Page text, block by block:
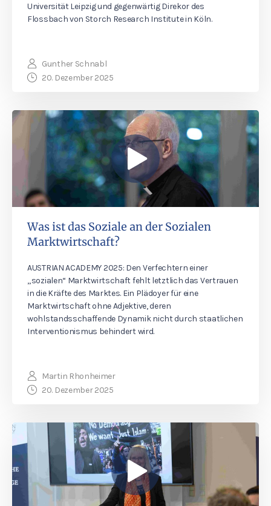
Universität Leipzig und gegenwärtig Direkor des
Flossbach von Storch Research Institute in Köln.
Gunther Schnabl
20. Dezember 2025
Was ist das Soziale an der Sozialen
Marktwirtschaft?
AUSTRIAN ACADEMY 2025: Den Verfechtern einer
„sozialen“ Marktwirtschaft fehlt letztlich das Vertrauen
in die Kräfte des Marktes. Ein Plädoyer für eine
Marktwirtschaft ohne Adjektive, deren
wohlstandsschaffende Dynamik nicht durch staatlichen
Interventionismus behindert wird.
Martin Rhonheimer
20. Dezember 2025